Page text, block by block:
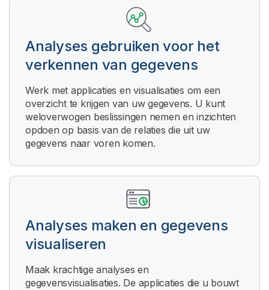
Analyses gebruiken voor het
verkennen van gegevens
Werk met applicaties en visualisaties om een
overzicht te krijgen van uw gegevens. U kunt
weloverwogen beslissingen nemen en inzichten
opdoen op basis van de relaties die uit uw
gegevens naar voren komen.
Analyses maken en gegevens
visualiseren
Maak krachtige analyses en
gegevensvisualisaties. De applicaties die u bouwt